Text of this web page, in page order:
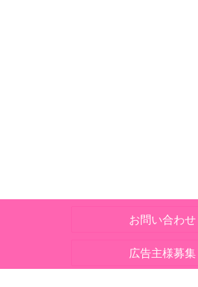
お問い合わせ
広告主様募集